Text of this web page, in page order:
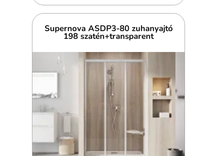
Supernova ASDP3-80 zuhanyajtó
198 szatén+transparent